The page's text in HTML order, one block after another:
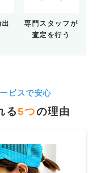
出
専門スタッフが
査定を行う
ビスで安心
る5つの理由